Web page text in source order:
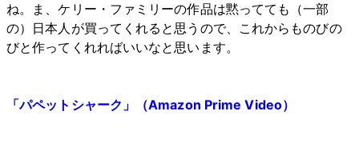
ね。ま、ケリー・ファミリーの作品は黙ってても（一部
の）日本人が買ってくれると思うので、これからものびの
びと作ってくれればいいなと思います。
「パペットシャーク」（Amazon Prime Video）